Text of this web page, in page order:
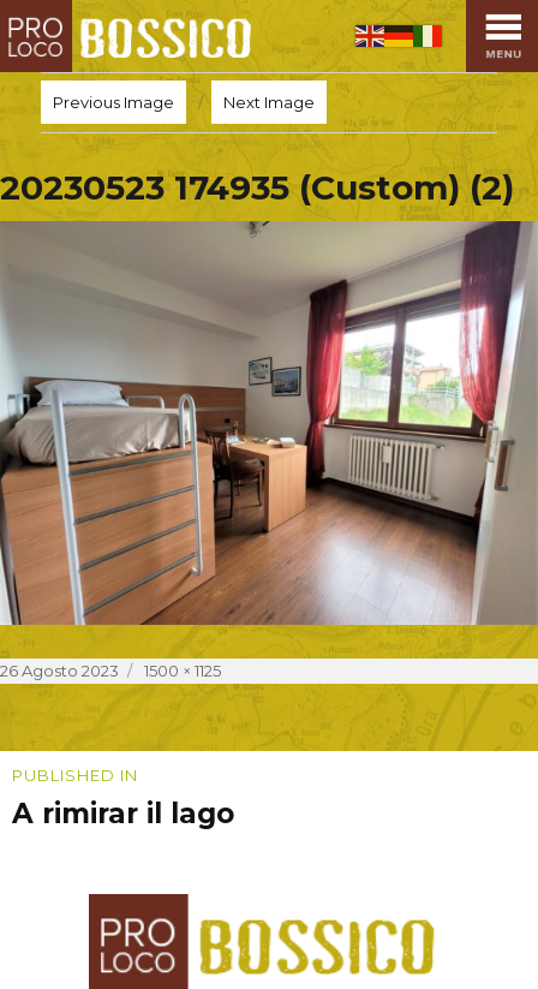
HOME
PRO LOCO
L’ALTOPIANO
PROMOZIONI
ASSOCIAZIONI
SPORT
OSPITALITÀ
SAPORI TIPICI
ARTE E CULTURA
COMMERCIO
DINTORNI
CONTATTI
Previous Image Next Image
20230523 174935 (Custom) (2)
Posted
26 Agosto 2023
Full
1500 × 1125
Navigazione
articoli
PUBLISHED IN
A rimirar il lago